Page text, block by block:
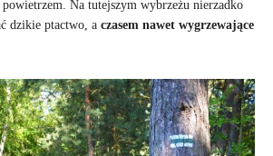
Na tutejszym wybrzeżu nierzadko
dzikie ptactwo, a czasem nawet wygrzewające